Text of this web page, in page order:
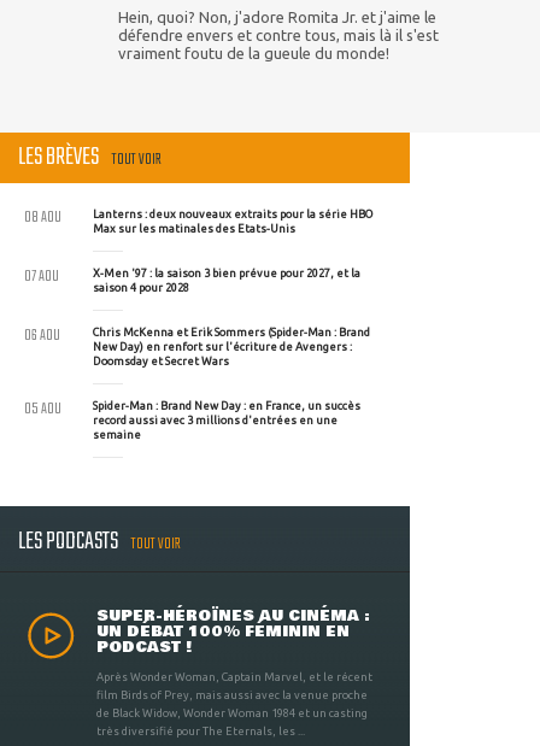
Hein, quoi? Non, j'adore Romita Jr. et j'aime le
défendre envers et contre tous, mais là il s'est
vraiment foutu de la gueule du monde!
LES BRÈVES TOUT VOIR
Lanterns : deux nouveaux extraits pour la série HBO
Max sur les matinales des Etats-Unis
08 AOU
X-Men '97 : la saison 3 bien prévue pour 2027, et la
saison 4 pour 2028
07 AOU
Chris McKenna et Erik Sommers (Spider-Man : Brand
New Day) en renfort sur l'écriture de Avengers :
Doomsday et Secret Wars
06 AOU
Spider-Man : Brand New Day : en France, un succès
record aussi avec 3 millions d'entrées en une
semaine
05 AOU
LES PODCASTS TOUT VOIR
SUPER-HÉROÏNES AU CINÉMA :
UN DÉBAT 100% FÉMININ EN
PODCAST !
Après Wonder Woman, Captain Marvel, et le récent
film Birds of Prey, mais aussi avec la venue proche
de Black Widow, Wonder Woman 1984 et un casting
très diversifié pour The Eternals, les ...